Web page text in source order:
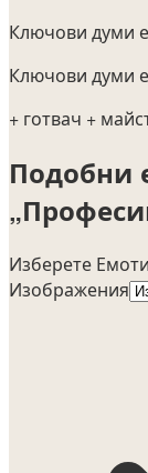
Ключови думи
Ключови думи
+ готвач +
Подобни
Изберете
Изображения